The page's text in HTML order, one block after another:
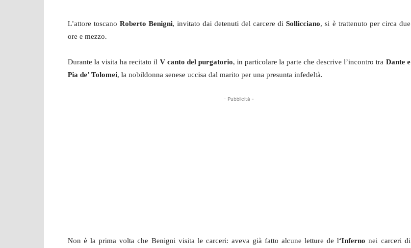
L’attore toscanoRoberto Benigni, invitato dai detenuti del carcere di Sollicciano, si è trattenuto per circa due
ore e mezzo.
Durante la visita ha recitato il V canto del purgatorio, in particolare la parte che descrive l’incontro tra Dante e
Pia de’ Tolomei, la nobildonna senese uccisa dal marito per una presunta infedeltà.
- Pubblicità -
Non è la prima volta che Benigni visita le carceri: aveva già fatto alcune letture de l‘Inferno nei carceri di